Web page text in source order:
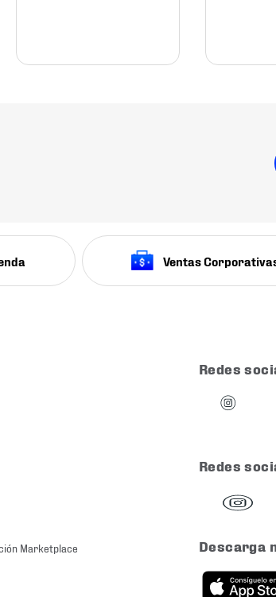
Ventas
Marketplace
Redes
Redes
Descarga